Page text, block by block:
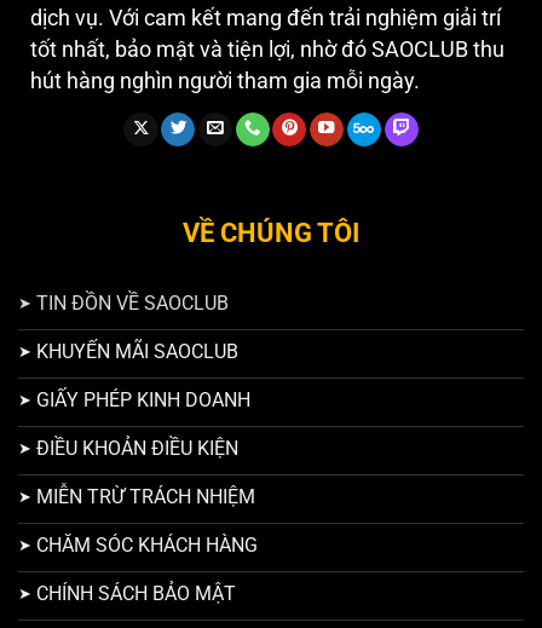
dịch vụ. Với cam kết mang đến trải nghiệm giải trí
tốt nhất, bảo mật và tiện lợi, nhờ đó SAOCLUB thu
hút hàng nghìn người tham gia mỗi ngày.
VỀ CHÚNG TÔI
TIN ĐỒN VỀ SAOCLUB
KHUYẾN MÃI SAOCLUB
GIẤY PHÉP KINH DOANH
ĐIỀU KHOẢN ĐIỀU KIỆN
MIỄN TRỪ TRÁCH NHIỆM
CHĂM SÓC KHÁCH HÀNG
CHÍNH SÁCH BẢO MẬT